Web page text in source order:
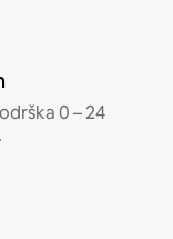
0 – 24